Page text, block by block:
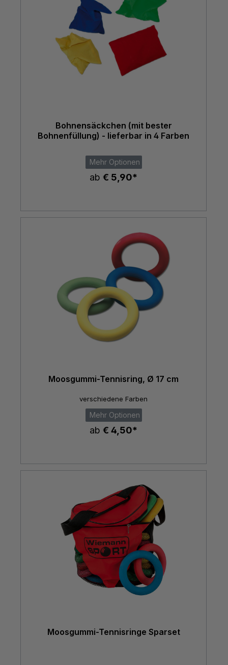
Bohnensäckchen (mit bester
Bohnenfüllung) - lieferbar in 4 Farben
Mehr Optionen
ab € 5,90*
Moosgummi-Tennisring, Ø 17 cm
verschiedene Farben
Mehr Optionen
ab € 4,50*
Moosgummi-Tennisringe Sparset